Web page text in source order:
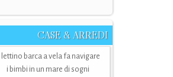
CASE & ARREDI
Il lettino barca a vela fa navigare
i bimbi in un mare di sogni